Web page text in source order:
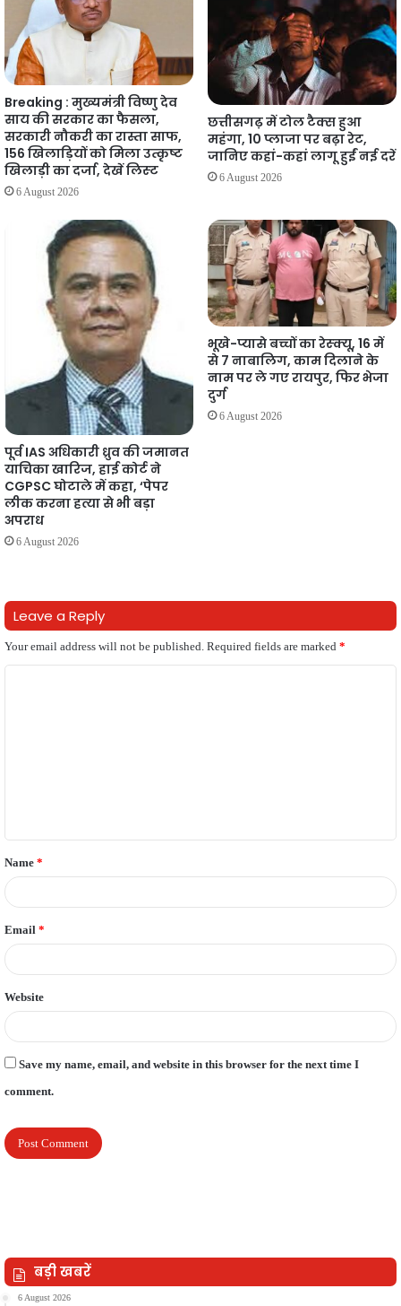
Breaking : मुख्यमंत्री विष्णु देव
साय की सरकार का फैसला,
सरकारी नौकरी का रास्ता साफ,
156 खिलाड़ियों को मिला उत्कृष्ट
खिलाड़ी का दर्जा, देखें लिस्‍ट
6 August 2026
छत्तीसगढ़ में टोल टैक्स हुआ
महंगा, 10 प्लाजा पर बढ़ा रेट,
जानिए कहां-कहां लागू हुईं नई दरें
6 August 2026
पूर्व IAS अधिकारी ध्रुव की जमानत
याचिका खारिज, हाई कोर्ट ने
CGPSC घोटाले में कहा, ‘पेपर
लीक करना हत्या से भी बड़ा
अपराध
6 August 2026
भूखे-प्यासे बच्चों का रेस्क्यू, 16 में
से 7 नाबालिग, काम दिलाने के
नाम पर ले गए रायपुर, फिर भेजा
दुर्ग
6 August 2026
Leave a Reply
Your email address will not be published. Required fields are marked *
t
*
Name *
Email *
Website
Save my name, email, and website in this browser for the next time I
comment.
बड़ी खबरें
6 August 2026